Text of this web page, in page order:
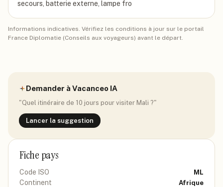
secours, batterie externe, lampe fro
Informations indicatives. Vérifiez les conditions à jour sur le portail
France Diplomatie (Conseils aux voyageurs) avant le départ.
Demander à Vacanceo IA
"Quel itinéraire de 10 jours pour visiter Mali ?"
Lancer la suggestion
Fiche pays
Code ISO ML
Continent Afrique